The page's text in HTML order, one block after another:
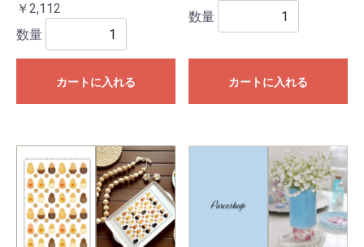
￥2,112
数量
カートに入れる
数量
カートに入れる